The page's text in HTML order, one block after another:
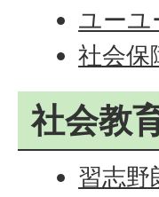
ユーユ
社会保
社会教
習志野